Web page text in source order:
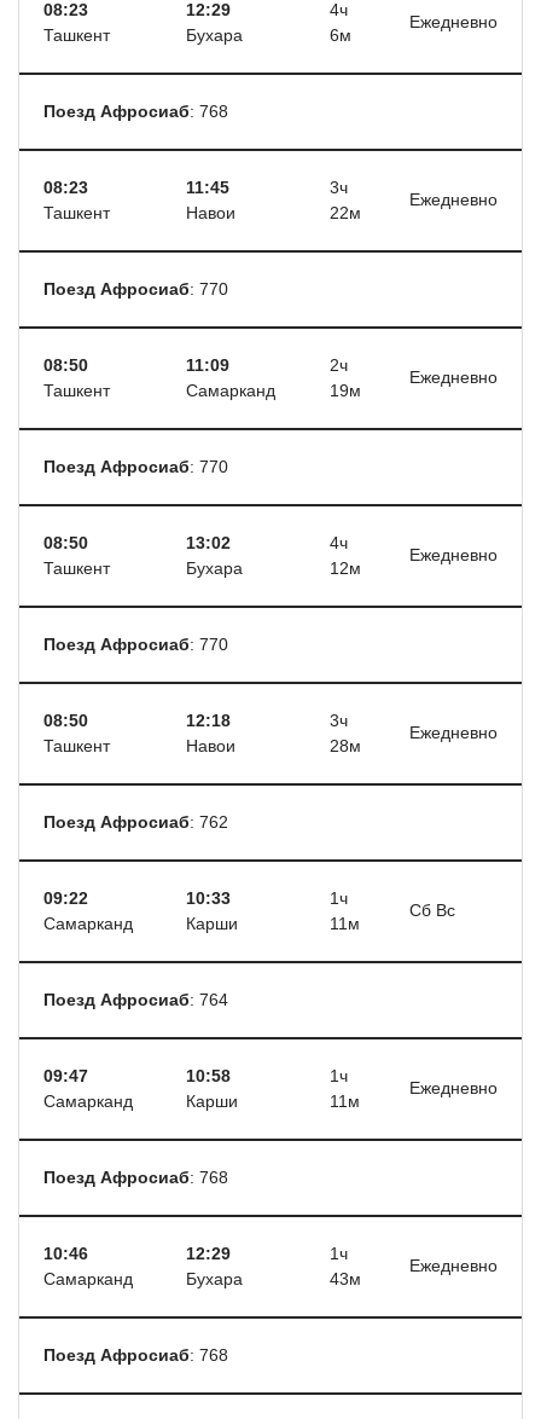
08:23
Ташкент
12:29
Бухара
4ч
6м
Ежедневно
Поезд Афросиаб: 768
08:23
Ташкент
11:45
Навои
3ч
22м
Ежедневно
Поезд Афросиаб: 770
08:50
Ташкент
11:09
Самарканд
2ч
19м
Ежедневно
Поезд Афросиаб: 770
08:50
Ташкент
13:02
Бухара
4ч
12м
Ежедневно
Поезд Афросиаб: 770
08:50
Ташкент
12:18
Навои
3ч
28м
Ежедневно
Поезд Афросиаб: 762
09:22
Самарканд
10:33
Карши
1ч
11м
Сб Вс
Поезд Афросиаб: 764
09:47
Самарканд
10:58
Карши
1ч
11м
Ежедневно
Поезд Афросиаб: 768
10:46
Самарканд
12:29
Бухара
1ч
43м
Ежедневно
Поезд Афросиаб: 768